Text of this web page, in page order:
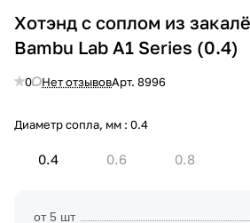
Хотэнд с соплом из
Bambu Lab A1 Series (0.4)
0 Нет отзывовАрт. 8996
Диаметр сопла, мм : 0.4
0.4 0.6 0.8
от 5 шт